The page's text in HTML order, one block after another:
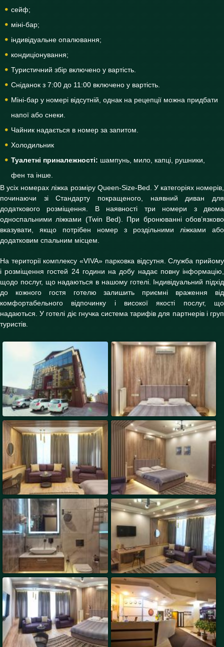
сейф;
міні-бар;
індивідуальне опалювання;
кондиціонування;
Туристичний збір включено у вартість.
Сніданок з 7:00 до 11:00 включено у вартість.
Міні-бар у номері відсутній, однак на рецепції можна придбати
напої або снеки.
Чайник надається в номер за запитом.
Холодильник
Туалетні приналежності: шампунь, мило, капці, рушники,
фен та інше.
В усіх номерах ліжка розміру Queen-Size-Bed. У категоріях номерів,
починаючи зі Стандарту покращеного, наявний диван для
додаткового розміщення. В наявності три номери з двома
односпальними ліжками (Twin Bed). При бронюванні обов’язково
вказувати, якщо потрібен номер з роздільними ліжками або
додатковим спальним місцем.
На території комплексу «VIVA» парковка відсутня. Служба прийому
і розміщення гостей 24 години на добу надає повну інформацію,
щодо послуг, що надаються в нашому готелі. Індивідуальний підхід
до кожного гостя готелю залишить приємні враження від
комфортабельного відпочинку і високої якості послуг, що
надаються. У готелі діє гнучка система тарифів для партнерів і груп
туристів.